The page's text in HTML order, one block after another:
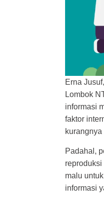
Erna Jusuf,
Lombok
informasi
faktor
Padahal,
malu
informasi